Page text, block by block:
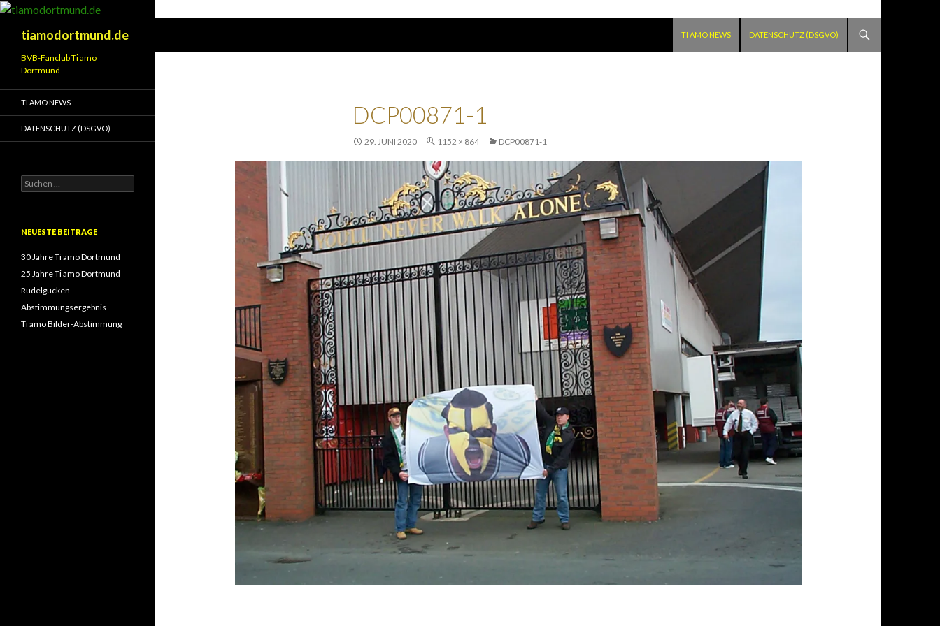
tiamodortmund.de
TI AMO NEWS
DATENSCHUTZ (DSGVO)
DCP00871-1
29. JUNI 2020 1152 × 864 DCP00871-1
BVB-Fanclub Ti amo
Dortmund
TI AMO NEWS
DATENSCHUTZ (DSGVO)
Suchen
nach:
NEUESTE BEITRÄGE
30 Jahre Ti amo Dortmund
25 Jahre Ti amo Dortmund
Rudelgucken
Abstimmungsergebnis
Ti amo Bilder-Abstimmung